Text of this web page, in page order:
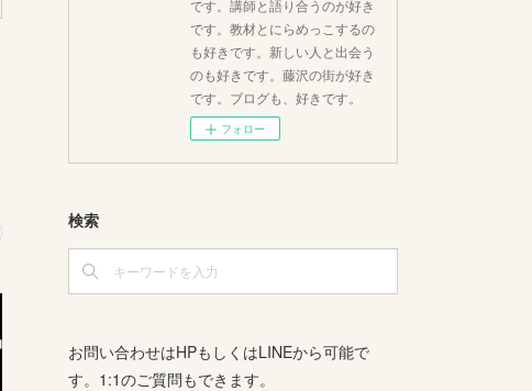
です。講師と語り合うのが好き
です。教材とにらめっこするの
も好きです。新しい人と出会う
のも好きです。藤沢の街が好き
です。ブログも、好きです。
フォロー
検索
お問い合わせはHPもしくはLINEから可能で
す。1:1のご質問もできます。